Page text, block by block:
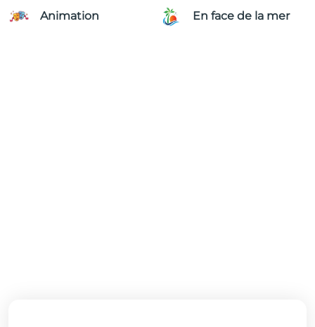
Animation En face de la mer